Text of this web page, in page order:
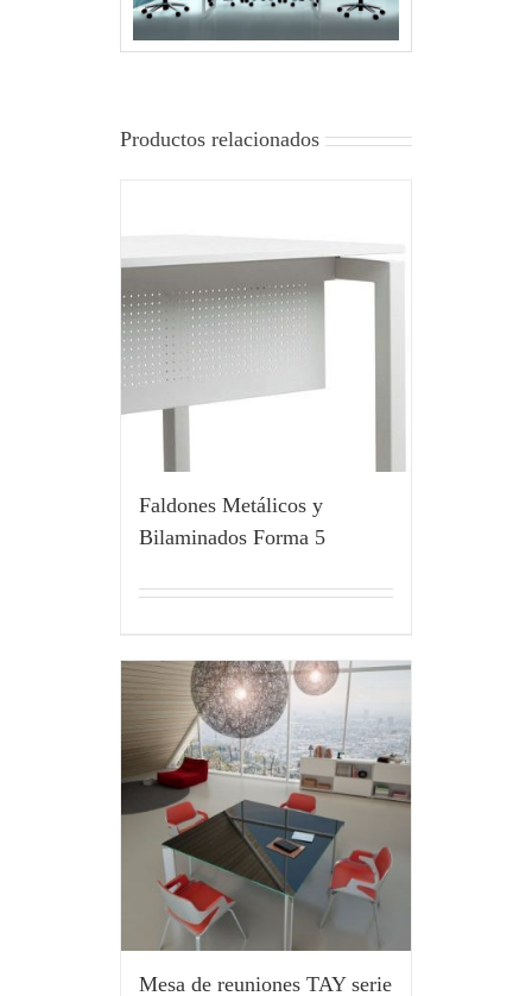
Productos relacionados
Faldones Metálicos y
Bilaminados Forma 5
Mesa de reuniones TAY serie